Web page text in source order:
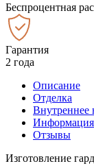
Беспроцентная
Гарантия
2 года
Описание
Отделка
Внутреннее
Информация
Отзывы
Изготовление